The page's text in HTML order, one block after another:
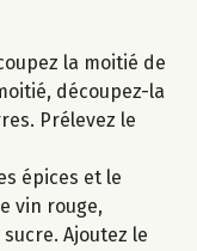
la moitié de
découpez-la
Prélevez le
épices et le
vin rouge,
Ajoutez le